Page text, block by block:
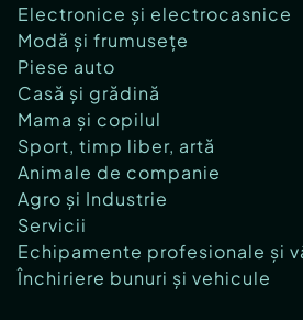
Electronice și electrocasnice
Modă și frumusețe
Piese auto
Casă și grădină
Mama și copilul
Sport, timp liber, artă
Animale de companie
Agro și Industrie
Servicii
Echipamente profesionale și
Închiriere bunuri și vehicule